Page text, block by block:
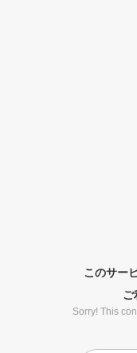
このサー
ご
Sorry! This